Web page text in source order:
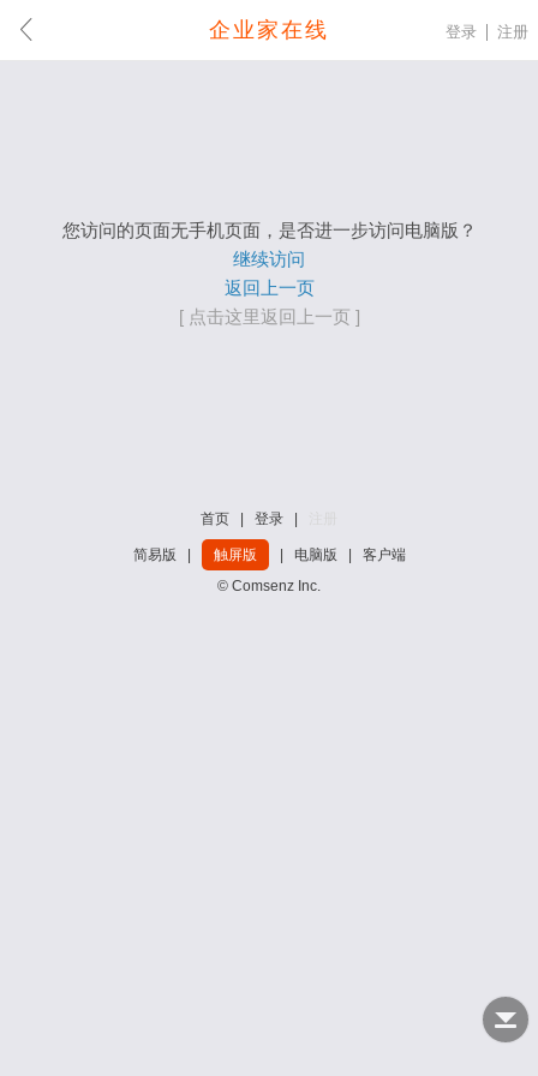
企业家在线 登录 注册
您访问的页面无手机页面，是否进一步访问电脑版？
继续访问
返回上一页
[ 点击这里返回上一页 ]
首页 登录
简易版 触屏版 电脑版
客户端
© Comsenz Inc.